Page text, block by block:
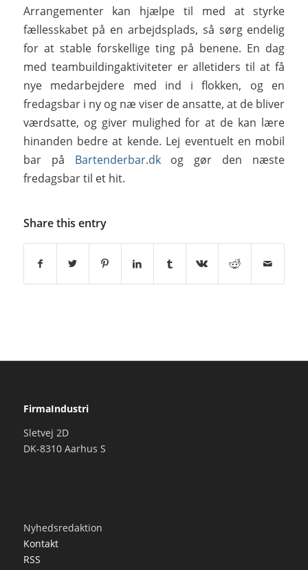
Arrangementer kan hjælpe til med at styrke
fællesskabet på en arbejdsplads, så sørg endelig
for at stable forskellige ting på benene. En dag
med teambuildingaktiviteter er alletiders til at få
nye medarbejdere med ind i flokken, og en
fredagsbar i ny og næ viser de ansatte, at de bliver
værdsatte, og giver mulighed for at de kan lære
hinanden bedre at kende. Lej eventuelt en mobil
bar på Bartenderbar.dkog gør den næste
fredagsbar til et hit.
Share this entry
FirmaIndustri
Sletvej 2D
DK-8310 Aarhus S
Nyhedsredaktion
Kontakt
RSS